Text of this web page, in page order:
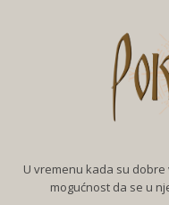
U vremenu kada su
mogućnost da se u